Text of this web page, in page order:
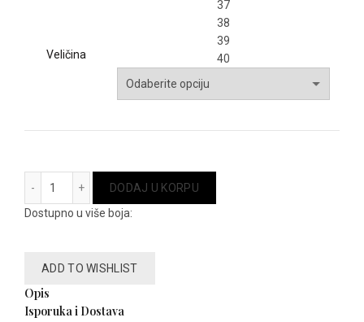
Veličina
37
38
39
40
DODAJ U KORPU
Dostupno u više boja:
ADD TO WISHLIST
Opis
Isporuka i Dostava